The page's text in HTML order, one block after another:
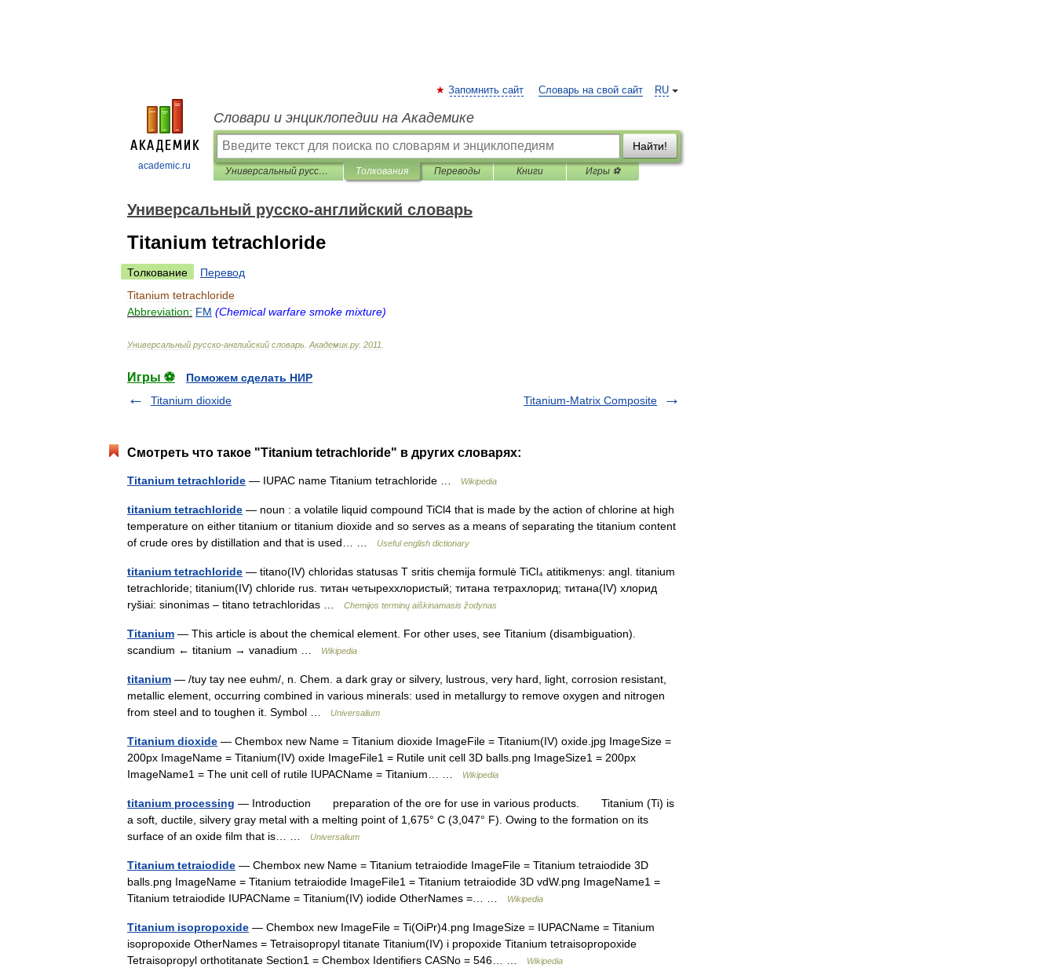
academic.ru
RU
Запомнить сайт Словарь на свой сайт
Словари и энциклопедии на Академике
Найти!
Универсальный русско-английский словарь Толкования Переводы Книги Игры ⚽
Универсальный русско-английский словарь
Titanium tetrachloride
Толкование
Перевод
Titanium tetrachloride
Abbreviation: FM (Chemical warfare smoke mixture)
Универсальный русско-английский словарь Академик.ру. 2011
Игры ⚽
Поможем сделать НИР
Titanium dioxide
Titanium-Matrix Composite
Смотреть что такое "Titanium tetrachloride" в других словарях:
Titanium tetrachloride — IUPAC name Titanium tetrachloride … Wikipedia
titanium tetrachloride — noun : a volatile liquid compound TiCl4 that is made by the action of chlorine at high
temperature on either titanium or titanium dioxide and so serves as a means of separating the titanium content
of crude ores by distillation and that is used… …
Useful english dictionary
titanium tetrachloride — titano(IV) chloridas statusas T sritis chemija formulė TiCl₄ atitikmenys: angl. titanium
tetrachloride; titanium(IV) chloride rus. титан четыреххлористый; титана тетрахлорид; титана(IV) хлорид
ryšiai: sinonimas – titano tetrachloridas …
Chemijos terminų aiškinamasis žodynas
Titanium — This article is about the chemical element. For other uses, see Titanium (disambiguation).
scandium ← titanium → vanadium …
Wikipedia
titanium — /tuy tay nee euhm/, n. Chem. a dark gray or silvery, lustrous, very hard, light, corrosion resistant,
metallic element, occurring combined in various minerals: used in metallurgy to remove oxygen and nitrogen
from steel and to toughen it. Symbol …
Universalium
Titanium dioxide — Chembox new Name = Titanium dioxide ImageFile = Titanium(IV) oxide.jpg ImageSize =
200px ImageName = Titanium(IV) oxide ImageFile1 = Rutile unit cell 3D balls.png ImageSize1 = 200px
ImageName1 = The unit cell of rutile IUPACName = Titanium… …
Wikipedia
titanium processing — Introduction preparation of the ore for use in various products. Titanium (Ti) is
a soft, ductile, silvery gray metal with a melting point of 1,675° C (3,047° F). Owing to the formation on its
surface of an oxide film that is… …
Universalium
Titanium tetraiodide — Chembox new Name = Titanium tetraiodide ImageFile = Titanium tetraiodide 3D
balls.png ImageName = Titanium tetraiodide ImageFile1 = Titanium tetraiodide 3D vdW.png ImageName1 =
Titanium tetraiodide IUPACName = Titanium(IV) iodide OtherNames =… …
Wikipedia
Titanium isopropoxide — Chembox new ImageFile = Ti(OiPr)4.png ImageSize = IUPACName = Titanium
isopropoxide OtherNames = Tetraisopropyl titanate Titanium(IV) i propoxide Titanium tetraisopropoxide
Tetraisopropyl orthotitanate Section1 = Chembox Identifiers CASNo = 546… …
Wikipedia